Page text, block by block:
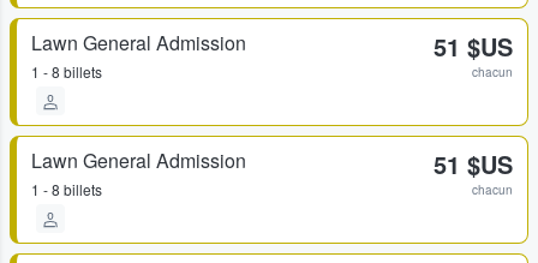
Lawn General Admission
1 - 8 billets
51 $US
chacun
Lawn General Admission
1 - 8 billets
51 $US
chacun